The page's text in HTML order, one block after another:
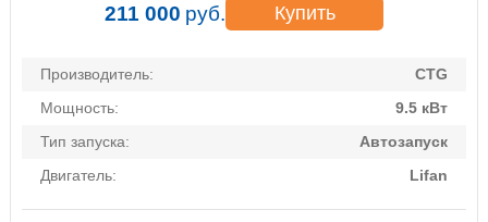
211 000 руб. Купить
Производитель:
CTG
Мощность:
9.5 кВт
Тип запуска:
Автозапуск
Двигатель:
Lifan